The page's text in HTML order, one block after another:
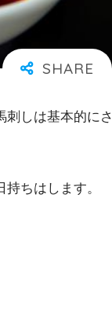
刺しは基本的にさ
ちはします。